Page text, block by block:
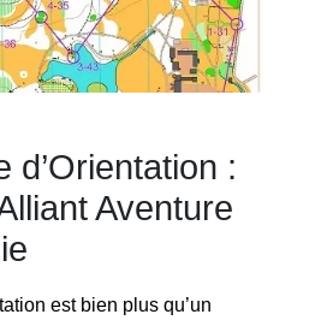
d’Orientation :
Aventure
est bien plus qu’un